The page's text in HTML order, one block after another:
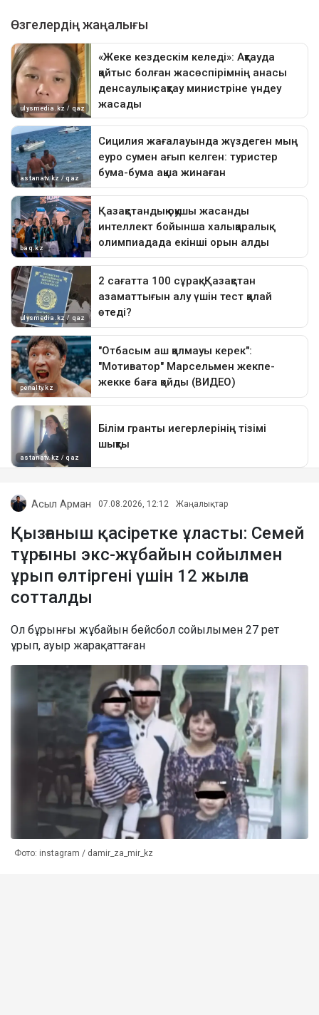
Асыл Арман 07.08.2026, 12:12 Жаңалықтар
Қызғаныш қасіретке ұласты: Семей
тұрғыны экс-жұбайын сойылмен
ұрып өлтіргені үшін 12 жылға
сотталды
Ол бұрынғы жұбайын бейсбол сойылымен 27 рет
ұрып, ауыр жарақаттаған
Фото: instagram / damir_za_mir_kz